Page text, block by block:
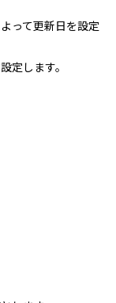
って更新日を設定
定します。